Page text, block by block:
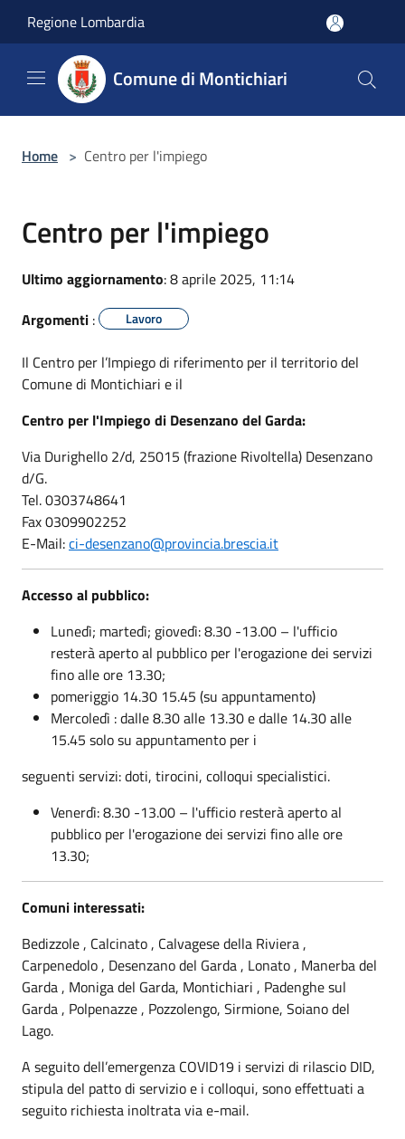
Regione Lombardia
Comune di Montichiari
Home > Centro per l'impiego
Centro per l'impiego
Ultimo aggiornamento: 8 aprile 2025, 11:14
Argomenti : Lavoro
Il Centro per l’Impiego di riferimento per il territorio del
Comune di Montichiari e il
Centro per l'Impiego di Desenzano del Garda:
Via Durighello 2/d, 25015 (frazione Rivoltella) Desenzano
d/G.
Tel. 0303748641
Fax 0309902252
E-Mail:ci-desenzano@provincia.brescia.it
Accesso al pubblico:
Lunedì; martedì; giovedì: 8.30 -13.00 – l'ufficio
resterà aperto al pubblico per l'erogazione dei servizi
fino alle ore 13.30;
pomeriggio 14.30 15.45 (su appuntamento)
Mercoledì : dalle 8.30 alle 13.30 e dalle 14.30 alle
15.45 solo su appuntamento per i
seguenti servizi: doti, tirocini, colloqui specialistici.
Venerdì: 8.30 -13.00 – l'ufficio resterà aperto al
pubblico per l'erogazione dei servizi fino alle ore
13.30;
Comuni interessati:
Bedizzole , Calcinato , Calvagese della Riviera ,
Carpenedolo , Desenzano del Garda , Lonato , Manerba del
Garda , Moniga del Garda, Montichiari , Padenghe sul
Garda , Polpenazze , Pozzolengo, Sirmione, Soiano del
Lago.
A seguito dell’emergenza COVID19 i servizi di rilascio DID,
stipula del patto di servizio e i colloqui, sono effettuati a
seguito richiesta inoltrata via e-mail.